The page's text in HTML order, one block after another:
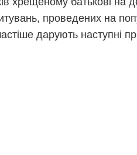
проведених на
дарують наступні